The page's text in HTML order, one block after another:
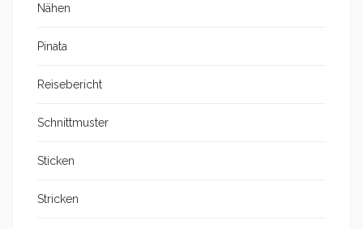
Nähen
Pinata
Reisebericht
Schnittmuster
Sticken
Stricken